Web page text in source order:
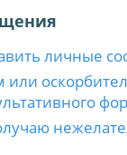
личные
или